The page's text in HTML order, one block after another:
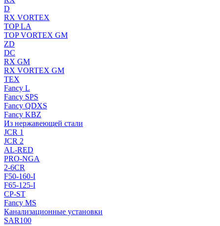
D
RX VORTEX
TOP LA
TOP VORTEX GM
ZD
DC
RX GM
RX VORTEX GM
TEX
Fancy L
Fancy SPS
Fancy QDXS
Fancy KBZ
Из нержавеющей стали
JCR 1
JCR 2
AL-RED
PRO-NGA
2-6CR
F50-160-I
F65-125-I
CP-ST
Fancy MS
Канализационные установки
SAR100